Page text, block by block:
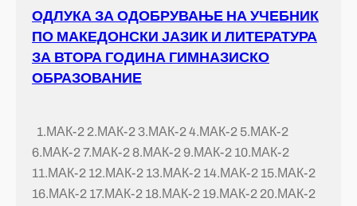
ОДЛУКА ЗА ОДОБРУВАЊЕ НА УЧЕБНИК
ПО МАКЕДОНСКИ ЈАЗИК И ЛИТЕРАТУРА
ЗА ВТОРА ГОДИНА ГИМНАЗИСКО
ОБРАЗОВАНИЕ
1.МАК-2 2.МАК-2 3.МАК-2 4.МАК-2 5.МАК-2
6.МАК-2 7.МАК-2 8.МАК-2 9.МАК-2 10.МАК-2
11.МАК-2 12.МАК-2 13.МАК-2 14.МАК-2 15.МАК-2
16.МАК-2 17.МАК-2 18.МАК-2 19.МАК-2 20.МАК-2